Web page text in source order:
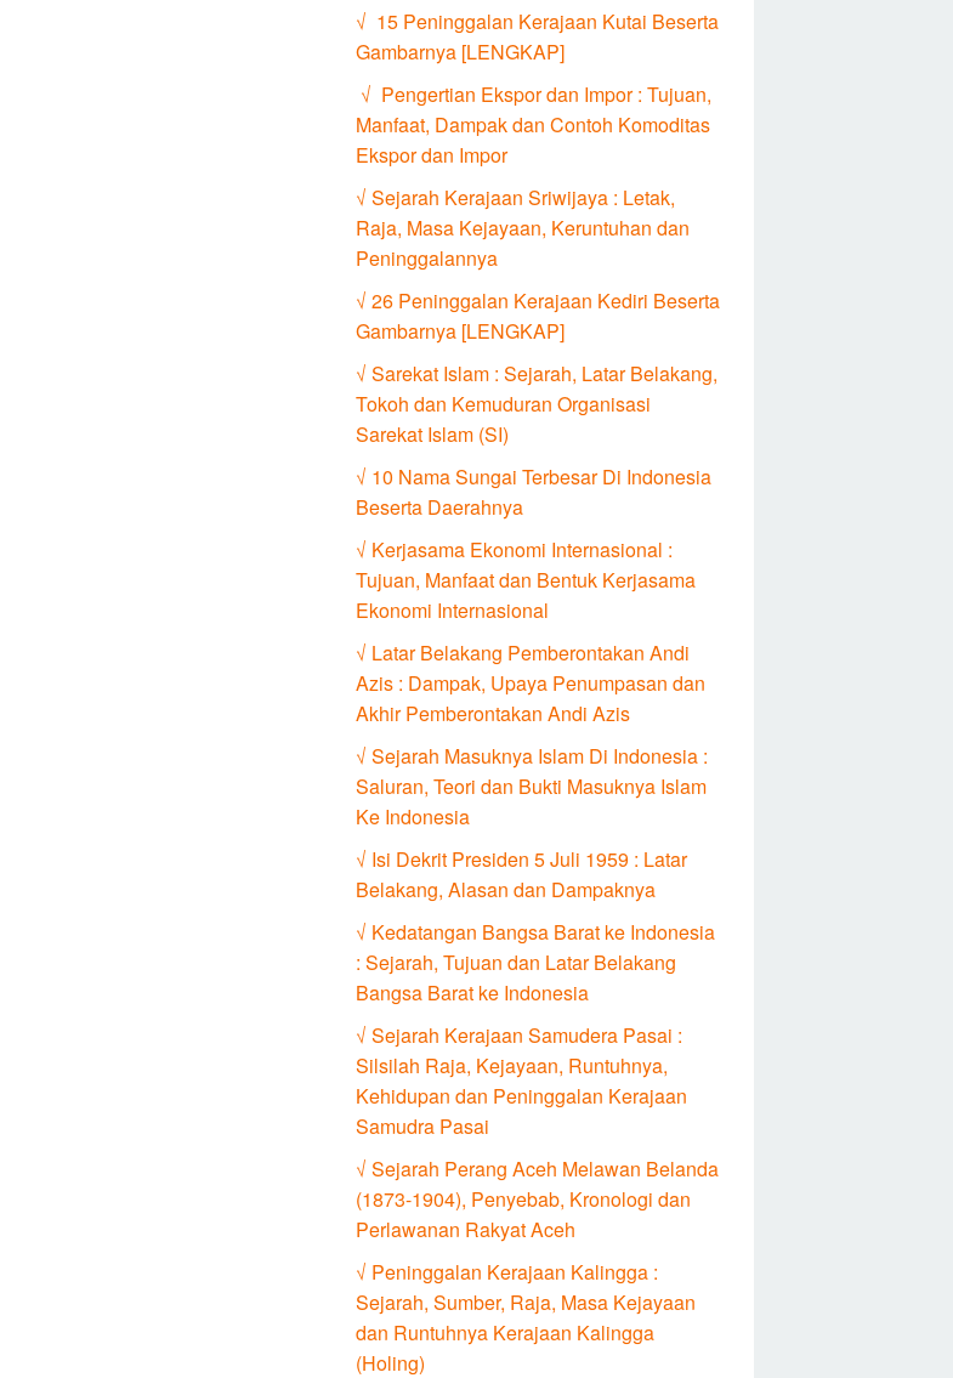
√ 15 Peninggalan Kerajaan Kutai Beserta
Gambarnya [LENGKAP]
√ Pengertian Ekspor dan Impor : Tujuan,
Manfaat, Dampak dan Contoh Komoditas
Ekspor dan Impor
√ Sejarah Kerajaan Sriwijaya : Letak,
Raja, Masa Kejayaan, Keruntuhan dan
Peninggalannya
√ 26 Peninggalan Kerajaan Kediri Beserta
Gambarnya [LENGKAP]
√ Sarekat Islam : Sejarah, Latar Belakang,
Tokoh dan Kemuduran Organisasi
Sarekat Islam (SI)
√ 10 Nama Sungai Terbesar Di Indonesia
Beserta Daerahnya
√ Kerjasama Ekonomi Internasional :
Tujuan, Manfaat dan Bentuk Kerjasama
Ekonomi Internasional
√ Latar Belakang Pemberontakan Andi
Azis : Dampak, Upaya Penumpasan dan
Akhir Pemberontakan Andi Azis
√ Sejarah Masuknya Islam Di Indonesia :
Saluran, Teori dan Bukti Masuknya Islam
Ke Indonesia
√ Isi Dekrit Presiden 5 Juli 1959 : Latar
Belakang, Alasan dan Dampaknya
√ Kedatangan Bangsa Barat ke Indonesia
: Sejarah, Tujuan dan Latar Belakang
Bangsa Barat ke Indonesia
√ Sejarah Kerajaan Samudera Pasai :
Silsilah Raja, Kejayaan, Runtuhnya,
Kehidupan dan Peninggalan Kerajaan
Samudra Pasai
√ Sejarah Perang Aceh Melawan Belanda
(1873-1904), Penyebab, Kronologi dan
Perlawanan Rakyat Aceh
√ Peninggalan Kerajaan Kalingga :
Sejarah, Sumber, Raja, Masa Kejayaan
dan Runtuhnya Kerajaan Kalingga
(Holing)